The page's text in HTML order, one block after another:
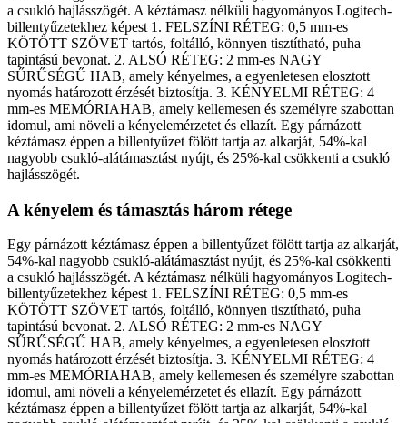
a csukló hajlásszögét. A kéztámasz nélküli hagyományos Logitech-
billentyűzetekhez képest 1. FELSZÍNI RÉTEG: 0,5 mm-es
KÖTÖTT SZÖVET tartós, foltálló, könnyen tisztítható, puha
tapintású bevonat. 2. ALSÓ RÉTEG: 2 mm-es NAGY
SŰRŰSÉGŰ HAB, amely kényelmes, a egyenletesen elosztott
nyomás határozott érzését biztosítja. 3. KÉNYELMI RÉTEG: 4
mm-es MEMÓRIAHAB, amely kellemesen és személyre szabottan
idomul, ami növeli a kényelemérzetet és ellazít. Egy párnázott
kéztámasz éppen a billentyűzet fölött tartja az alkarját, 54%-kal
nagyobb csukló-alátámasztást nyújt, és 25%-kal csökkenti a csukló
hajlásszögét.
A kényelem és támasztás három rétege
Egy párnázott kéztámasz éppen a billentyűzet fölött tartja az alkarját,
54%-kal nagyobb csukló-alátámasztást nyújt, és 25%-kal csökkenti
a csukló hajlásszögét. A kéztámasz nélküli hagyományos Logitech-
billentyűzetekhez képest 1. FELSZÍNI RÉTEG: 0,5 mm-es
KÖTÖTT SZÖVET tartós, foltálló, könnyen tisztítható, puha
tapintású bevonat. 2. ALSÓ RÉTEG: 2 mm-es NAGY
SŰRŰSÉGŰ HAB, amely kényelmes, a egyenletesen elosztott
nyomás határozott érzését biztosítja. 3. KÉNYELMI RÉTEG: 4
mm-es MEMÓRIAHAB, amely kellemesen és személyre szabottan
idomul, ami növeli a kényelemérzetet és ellazít. Egy párnázott
kéztámasz éppen a billentyűzet fölött tartja az alkarját, 54%-kal